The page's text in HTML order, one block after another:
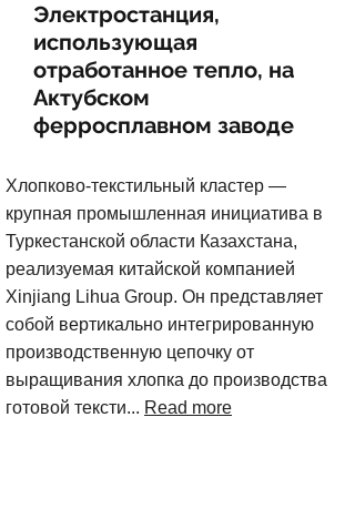
Электростанция,
использующая
отработанное тепло, на
Актубском
ферросплавном заводе
Хлопково-текстильный кластер —
крупная промышленная инициатива в
Туркестанской области Казахстана,
реализуемая китайской компанией
Xinjiang Lihua Group. Он представляет
собой вертикально интегрированную
производственную цепочку от
выращивания хлопка до производства
готовой тексти... Read more